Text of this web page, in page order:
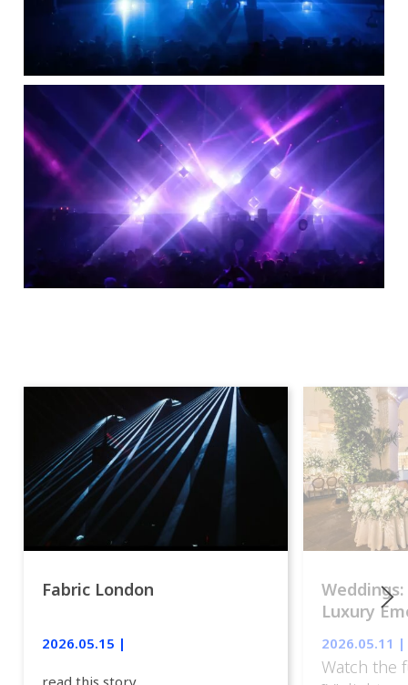
Fabric London
2026.05.15 |
read this story
Luxury
2026.05.11 |
Watch the